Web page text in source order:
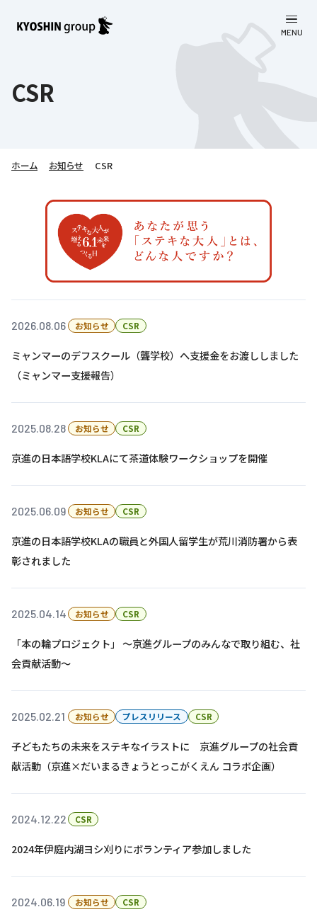
MENU
会社案内
教育理念
社長挨拶
会社概要／組織図
本社所在地
京進グループが目指す姿
子会社および関係会社
フランチャイズ事業
ソーシャルメディア公式アカウント
学びの成果
学習塾について
ライフキャリア
育児・暮らし
京進グループの事業所
サステナビリティ
お客さま満足度向上の取り組み
労働環境向上の取り組み
CSRレポート
社会貢献活動
オリジナルバッグプロジェクト
清華・京進発展フォーラム
価値創造の取り組み
DX（デジタル変革）
基本方針
安全と安心への取り組み
安全・安心にお通いいただくために
活動報告
株主・投資家向け情報
株主・投資家向け情報
株主・投資家の皆さまへ
連結業績・財務
IRライブラリー
IRカレンダー
ディスクロージャーポリシー
よくあるご質問
免責事項
IRお問合せ
採用情報
京進リクルートInstagram
新卒採用情報
新卒採用デジタルパンフレット
講師（アルバイト）募集
個人情報保護方針
特別警報発令時の授業について
CSR
ホーム お知らせ CSR
2026.08.06 お知らせ CSR
ミャンマーのデフスクール（聾学校）へ支援金をお渡ししました
（ミャンマー支援報告）
2025.08.28 お知らせ CSR
京進の日本語学校KLAにて茶道体験ワークショップを開催
2025.06.09 お知らせ CSR
京進の日本語学校KLAの職員と外国人留学生が荒川消防署から表
彰されました
2025.04.14 お知らせ CSR
「本の輪プロジェクト」 ～京進グループのみんなで取り組む、社
会貢献活動～
2025.02.21 お知らせ プレスリリース CSR
子どもたちの未来をステキなイラストに 京進グループの社会貢
献活動（京進×だいまるきょうとっこがくえん コラボ企画）
2024.12.22 CSR
2024年伊庭内湖ヨシ刈りにボランティア参加しました
2024.06.19 お知らせ CSR